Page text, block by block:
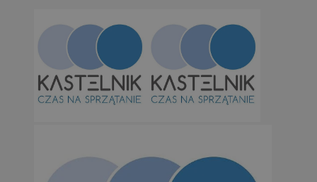
Nazwa
Provider/
Domena
SessID
orzesze.com.pl
QeSessID orzesze.com.pl
VISITOR_PRIVACY_METADATA